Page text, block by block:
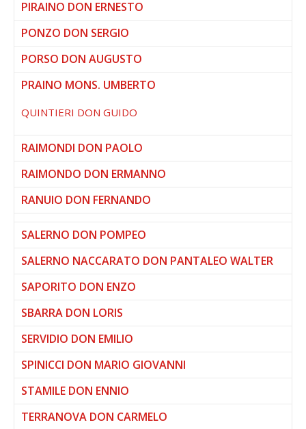
PIRAINO DON ERNESTO
PONZO DON SERGIO
PORSO DON AUGUSTO
PRAINO MONS. UMBERTO
QUINTIERI DON GUIDO
RAIMONDI DON PAOLO
RAIMONDO DON ERMANNO
RANUIO DON FERNANDO
SALERNO DON POMPEO
SALERNO NACCARATO DON PANTALEO WALTER
SAPORITO DON ENZO
SBARRA DON LORIS
SERVIDIO DON EMILIO
SPINICCI DON MARIO GIOVANNI
STAMILE DON ENNIO
TERRANOVA DON CARMELO